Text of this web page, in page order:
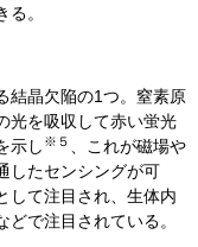
。
結晶欠陥の1つ。窒素原
光を吸収して赤い蛍光
示し ※５ 、これが磁場や
したセンシングが可
して注目され、生体内
で注目されている。